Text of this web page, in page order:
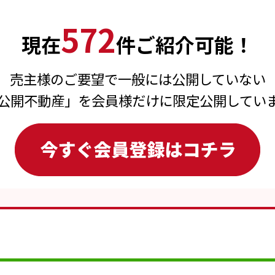
現在572件ご紹介可能！
売主様のご要望で一般には公開していない
開不動産」を会員様だけに限定公開してい